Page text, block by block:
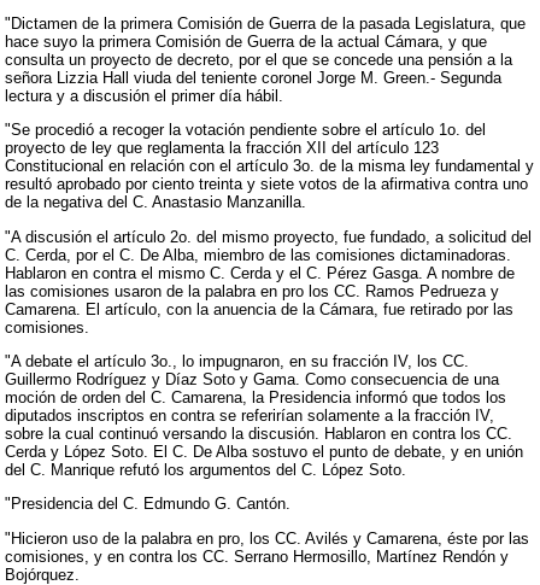
"Dictamen de la primera Comisión de Guerra de la pasada Legislatura, que
hace suyo la primera Comisión de Guerra de la actual Cámara, y que
consulta un proyecto de decreto, por el que se concede una pensión a la
señora Lizzia Hall viuda del teniente coronel Jorge M. Green.- Segunda
lectura y a discusión el primer día hábil.
"Se procedió a recoger la votación pendiente sobre el artículo 1o. del
proyecto de ley que reglamenta la fracción XII del artículo 123
Constitucional en relación con el artículo 3o. de la misma ley fundamental y
resultó aprobado por ciento treinta y siete votos de la afirmativa contra uno
de la negativa del C. Anastasio Manzanilla.
"A discusión el artículo 2o. del mismo proyecto, fue fundado, a solicitud del
C. Cerda, por el C. De Alba, miembro de las comisiones dictaminadoras.
Hablaron en contra el mismo C. Cerda y el C. Pérez Gasga. A nombre de
las comisiones usaron de la palabra en pro los CC. Ramos Pedrueza y
Camarena. El artículo, con la anuencia de la Cámara, fue retirado por las
comisiones.
"A debate el artículo 3o., lo impugnaron, en su fracción IV, los CC.
Guillermo Rodríguez y Díaz Soto y Gama. Como consecuencia de una
moción de orden del C. Camarena, la Presidencia informó que todos los
diputados inscriptos en contra se referirían solamente a la fracción IV,
sobre la cual continuó versando la discusión. Hablaron en contra los CC.
Cerda y López Soto. El C. De Alba sostuvo el punto de debate, y en unión
del C. Manrique refutó los argumentos del C. López Soto.
"Presidencia del C. Edmundo G. Cantón.
"Hicieron uso de la palabra en pro, los CC. Avilés y Camarena, éste por las
comisiones, y en contra los CC. Serrano Hermosillo, Martínez Rendón y
Bojórquez.